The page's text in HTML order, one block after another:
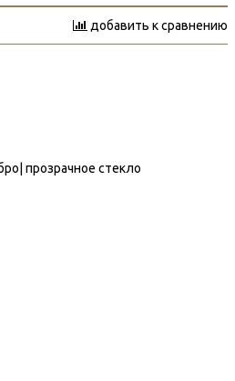
добавить к сравнению
прозрачное стекло